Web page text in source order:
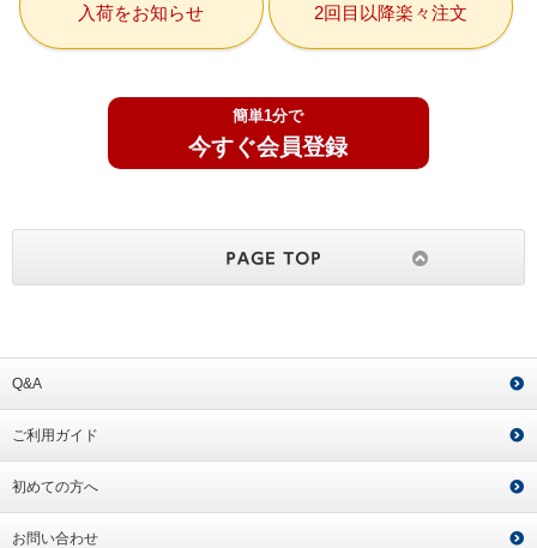
入荷をお知らせ 2回目以降楽々注文
簡単1分で
今すぐ会員登録
Q&A
ご利用ガイド
初めての方へ
お問い合わせ